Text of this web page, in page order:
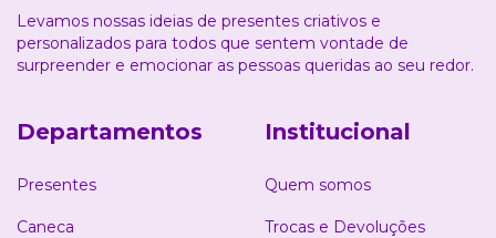
Levamos nossas ideias de presentes criativos e
personalizados para todos que sentem vontade de
surpreender e emocionar as pessoas queridas ao seu redor.
Departamentos
Presentes
Caneca
Institucional
Quem somos
Trocas e Devoluções